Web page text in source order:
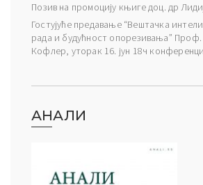
Позив на промоцију књиге доц. др
Гостујуће предавање “Вештачка
рада и будућност опорезивања” Проф.
Кофлер, уторак 16. јун 18ч
АНАЛИ